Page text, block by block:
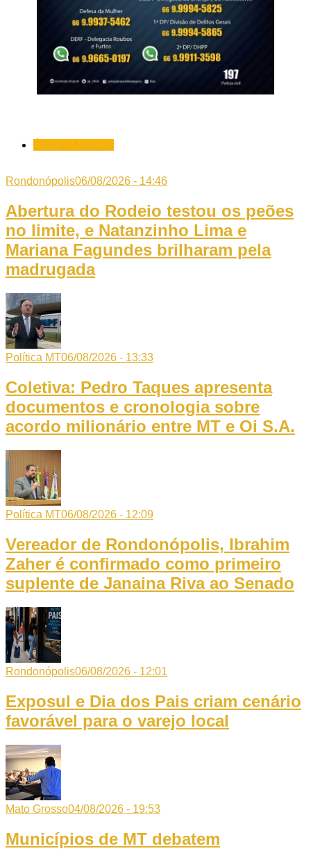
Últimas Notícias
Rondonópolis06/08/2026 - 14:46
Abertura do Rodeio testou os peões
no limite, e Natanzinho Lima e
Mariana Fagundes brilharam pela
madrugada
Política MT06/08/2026 - 13:33
Coletiva: Pedro Taques apresenta
documentos e cronologia sobre
acordo milionário entre MT e Oi S.A.
Política MT06/08/2026 - 12:09
Vereador de Rondonópolis, Ibrahim
Zaher é confirmado como primeiro
suplente de Janaina Riva ao Senado
Rondonópolis06/08/2026 - 12:01
Exposul e Dia dos Pais criam cenário
favorável para o varejo local
Mato Grosso04/08/2026 - 19:53
Municípios de MT debatem